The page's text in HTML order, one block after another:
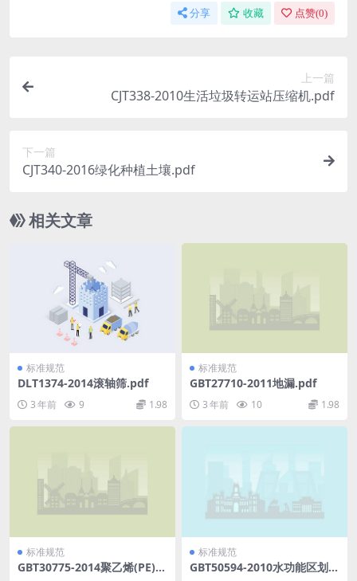
分享 收藏 点赞(0)
上一篇
CJT338-2010生活垃圾转运站压缩机.pdf
下一篇
CJT340-2016绿化种植土壤.pdf
相关文章
标准规范
DLT1374-2014滚轴筛.pdf
3 年前 9 1.98
标准规范
GBT27710-2011地漏.pdf
3 年前 10 1.98
标准规范
GBT30775-2014聚乙烯(PE)保
标准规范
GBT50594-2010水功能区划分